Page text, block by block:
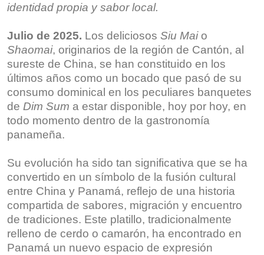
identidad propia y sabor local.
Julio de 2025. Los deliciosos Siu Maio
Shaomai, originarios de la región de Cantón, al
sureste de China, se han constituido en los
últimos años como un bocado que pasó de su
consumo dominical en los peculiares banquetes
de Dim Sum a estar disponible, hoy por hoy, en
todo momento dentro de la gastronomía
panameña.
Su evolución ha sido tan significativa que se ha
convertido en un símbolo de la fusión cultural
entre China y Panamá, reflejo de una historia
compartida de sabores, migración y encuentro
de tradiciones. Este platillo, tradicionalmente
relleno de cerdo o camarón, ha encontrado en
Panamá un nuevo espacio de expresión